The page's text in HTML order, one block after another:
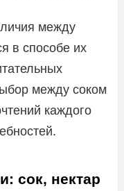
между
в способе их
между соком
каждого
сок, нектар